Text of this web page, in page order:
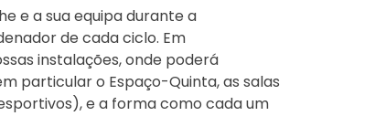
e a sua equipa durante a
de cada ciclo. Em
instalações, onde poderá
particular o Espaço-Quinta, as salas
e a forma como cada um